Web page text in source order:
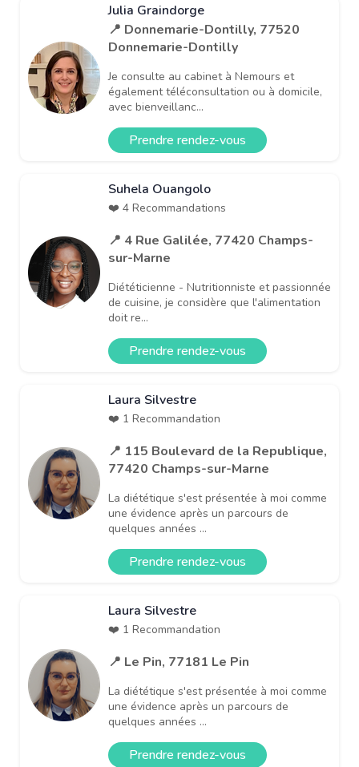
Julia Graindorge
📍 Donnemarie-Dontilly, 77520
Donnemarie-Dontilly
Je consulte au cabinet à Nemours et
également téléconsultation ou à domicile,
avec bienveillanc...
Prendre rendez-vous
Suhela Ouangolo
❤️ 4 Recommandations
📍 4 Rue Galilée, 77420 Champs-
sur-Marne
Diététicienne - Nutritionniste et passionnée
de cuisine, je considère que l'alimentation
doit re...
Prendre rendez-vous
Laura Silvestre
❤️ 1 Recommandation
📍 115 Boulevard de la Republique,
77420 Champs-sur-Marne
La diététique s'est présentée à moi comme
une évidence après un parcours de
quelques années ...
Prendre rendez-vous
Laura Silvestre
❤️ 1 Recommandation
📍 Le Pin, 77181 Le Pin
La diététique s'est présentée à moi comme
une évidence après un parcours de
quelques années ...
Prendre rendez-vous